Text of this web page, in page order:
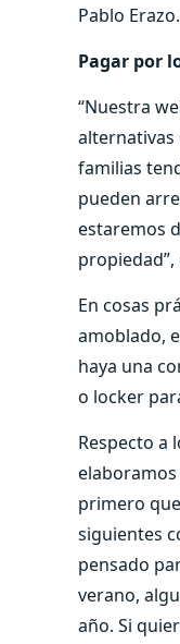
Pablo Erazo.
Pagar por
“Nuestra
alternativas
familias
pueden
estaremos
En cosas
amoblado,
haya una
o locker
Respecto a
primero
siguientes
pensado
verano,
año. Si